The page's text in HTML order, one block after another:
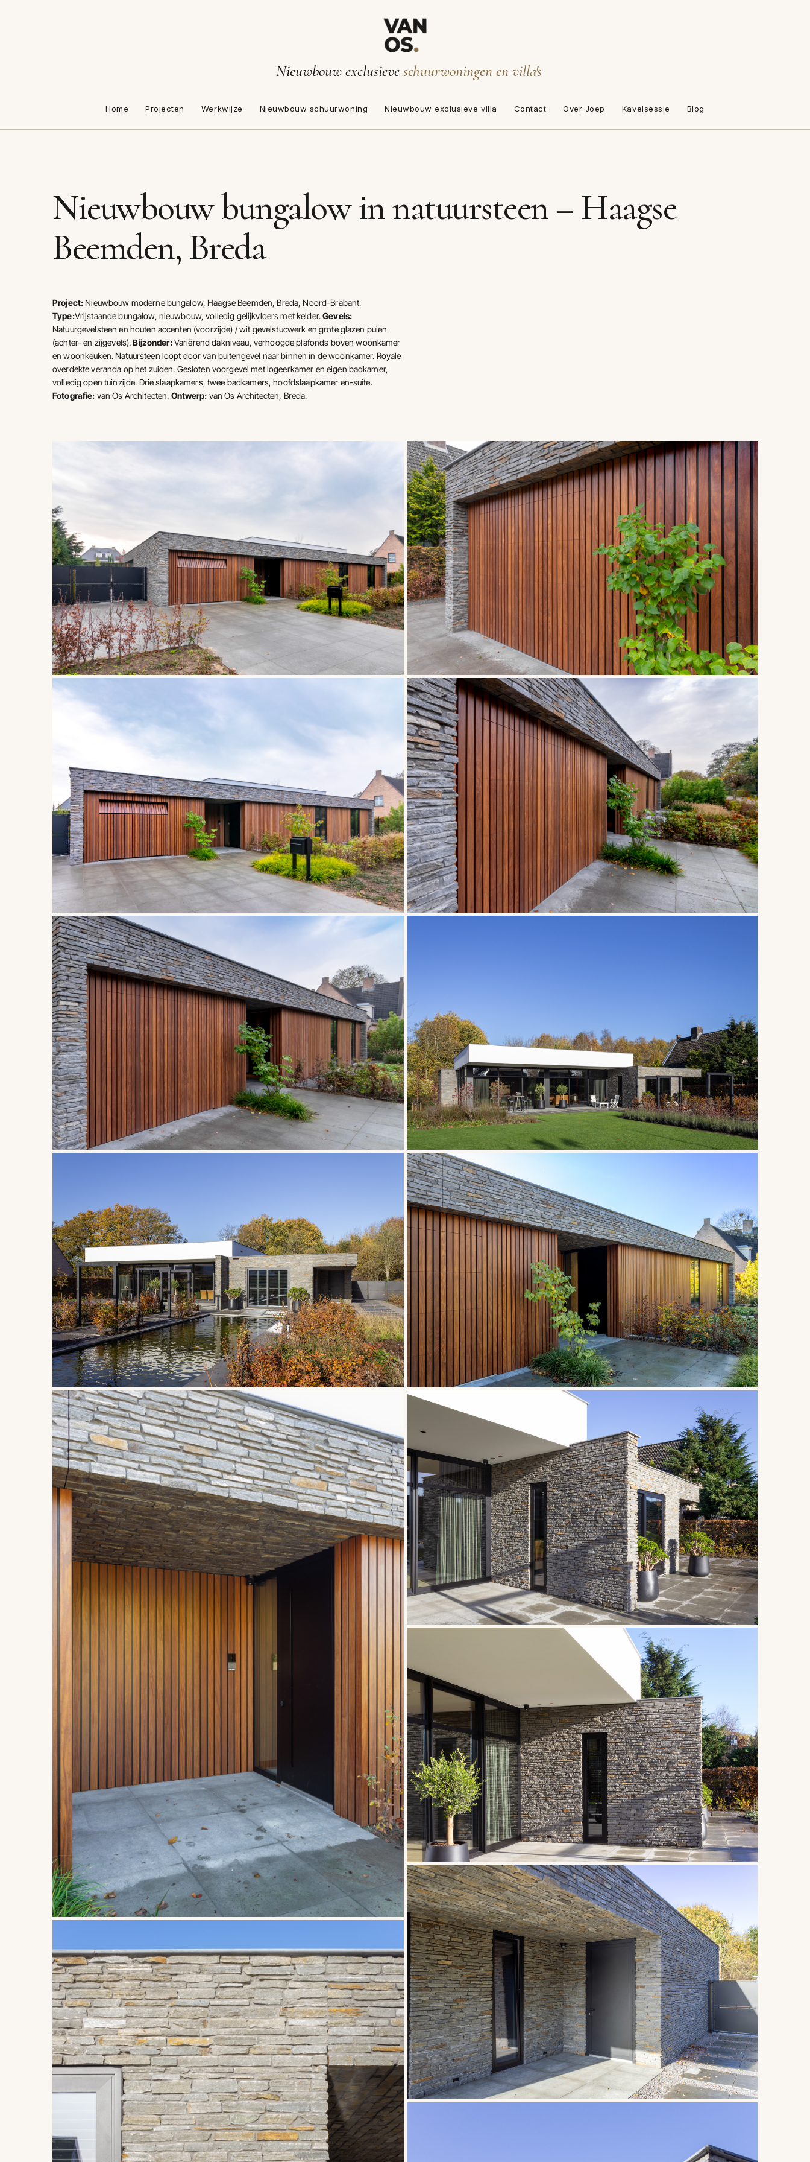
Nieuwbouw exclusieveschuurwoningen en villa's
Home Projecten Werkwijze Nieuwbouw schuurwoning Nieuwbouw exclusieve villa Contact Over Joep Kavelsessie Blog
Nieuwbouw bungalow in natuursteen – Haagse
Beemden, Breda
Project: Nieuwbouw moderne bungalow, Haagse Beemden, Breda, Noord-Brabant.
Type:Vrijstaande bungalow, nieuwbouw, volledig gelijkvloers met kelder.Gevels:
Natuurgevelsteen en houten accenten (voorzijde) / wit gevelstucwerk en grote glazen puien
(achter- en zijgevels).Bijzonder:Variërend dakniveau, verhoogde plafonds boven woonkamer
en woonkeuken. Natuursteen loopt door van buitengevel naar binnen in de woonkamer. Royale
overdekte veranda op het zuiden. Gesloten voorgevel met logeerkamer en eigen badkamer,
volledig open tuinzijde. Drie slaapkamers, twee badkamers, hoofdslaapkamer en-suite.
Fotografie: van Os Architecten. Ontwerp: van Os Architecten, Breda.